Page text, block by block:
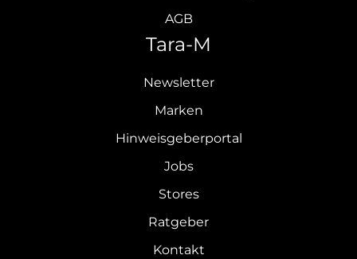
AGB
Tara-M
Newsletter
Marken
Hinweisgeberportal
Jobs
Stores
Ratgeber
Kontakt